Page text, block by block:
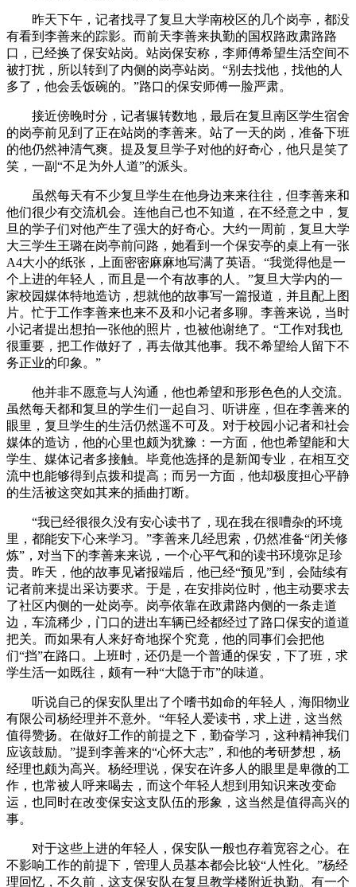
昨天下午，记者找寻了复旦大学南校区的几个岗亭，都没
有看到李善来的踪影。而前天李善来执勤的国权路政肃路路
口，已经换了保安站岗。站岗保安称，李师傅希望生活空间不
被打扰，所以转到了内侧的岗亭站岗。“别去找他，找他的人
多了，他会丢饭碗的。”路口的保安师傅一脸严肃。
接近傍晚时分，记者辗转数地，最后在复旦南区学生宿舍
的岗亭前见到了正在站岗的李善来。站了一天的岗，准备下班
的他仍然神清气爽。提及复旦学子对他的好奇心，他只是笑了
笑，一副“不足为外人道”的派头。
虽然每天有不少复旦学生在他身边来来往往，但李善来和
他们很少有交流机会。连他自己也不知道，在不经意之中，复
旦的学子们对他产生了强大的好奇心。大约一周前，复旦大学
大三学生王璐在岗亭前问路，她看到一个保安亭的桌上有一张
A4大小的纸张，上面密密麻麻地写满了英语。“我觉得他是一
个上进的年轻人，而且是一个有故事的人。”复旦大学内的一
家校园媒体特地造访，想就他的故事写一篇报道，并且配上图
片。忙于工作李善来也来不及和小记者多聊。李善来说，当时
小记者提出想拍一张他的照片，也被他谢绝了。“工作对我也
很重要，把工作做好了，再去做其他事。我不希望给人留下不
务正业的印象。”
他并非不愿意与人沟通，他也希望和形形色色的人交流。
虽然每天都和复旦的学生们一起自习、听讲座，但在李善来的
眼里，复旦学生的生活仍然遥不可及。对于校园小记者和社会
媒体的造访，他的心里也颇为犹豫：一方面，他也希望能和大
学生、媒体记者多接触。毕竟他选择的是新闻专业，在相互交
流中也能够得到点拨和提高；而另一方面，他却极度担心平静
的生活被这突如其来的插曲打断。
“我已经很很久没有安心读书了，现在我在很嘈杂的环境
里，都能安下心来学习。”李善来几经思索，仍然准备“闭关修
炼”，对当下的李善来来说，一个心平气和的读书环境弥足珍
贵。昨天，他的故事见诸报端后，他已经“预见”到，会陆续有
记者前来提出采访要求。于是，在安排岗位时，他主动要求去
了社区内侧的一处岗亭。岗亭依靠在政肃路内侧的一条走道
边，车流稀少，门口的进出车辆已经都经过了路口保安的道道
把关。而如果有人来好奇地探个究竟，他的同事们会把他
们“挡”在路口。上班时，还仍是一个普通的保安，下了班，求
学生活一如既往，颇有一种“大隐于市”的味道。
听说自己的保安队里出了个嗜书如命的年轻人，海阳物业
有限公司杨经理并不意外。“年轻人爱读书，求上进，这当然
值得赞扬。在做好工作的前提之下，勤奋学习，这种精神我们
应该鼓励。”提到李善来的“心怀大志”，和他的考研梦想，杨
经理也颇为高兴。杨经理说，保安在许多人的眼里是卑微的工
作，也常被人呼来喝去，而这个年轻人想到用知识来改变命
运，也同时在改变保安这支队伍的形象，这当然是值得高兴的
事。
对于这些上进的年轻人，保安队一般也存着宽容之心。在
不影响工作的前提下，管理人员基本都会比较“人性化。”杨经
理回忆，不久前，这支保安队在复旦教学楼附近执勤。有一个